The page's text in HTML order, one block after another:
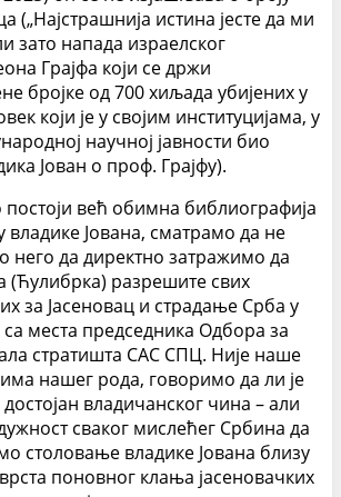
(„Најстрашнија истина јесте да ми
зато напада израелског
Грајфа који се држи
бројке од 700 хиљада убијених у
који је у својим институцијама, у
научној јавности био
Јован о проф. Грајфу).
већ обимна библиографија
Јована, сматрамо да не
него да директно затражимо да
(Ћулибрка) разрешите свих
за Јасеновац и страдање Срба у
места председника Одбора за
стратишта САС СПЦ. Није наше
нашег рода, говоримо да ли је
владичанског чина – али
сваког мислећег Србина да
столовање владике Јована близу
поновног клања јасеновачких